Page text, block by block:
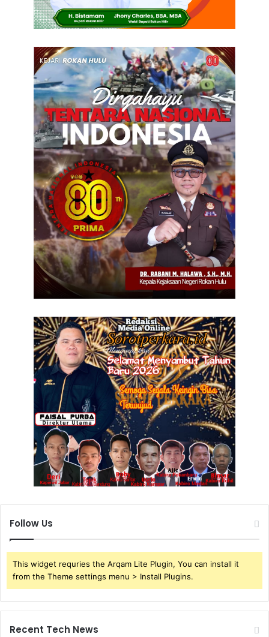
Follow Us
This widget requries the Arqam Lite Plugin, You can install it
from the Theme settings menu > Install Plugins.
Recent Tech News